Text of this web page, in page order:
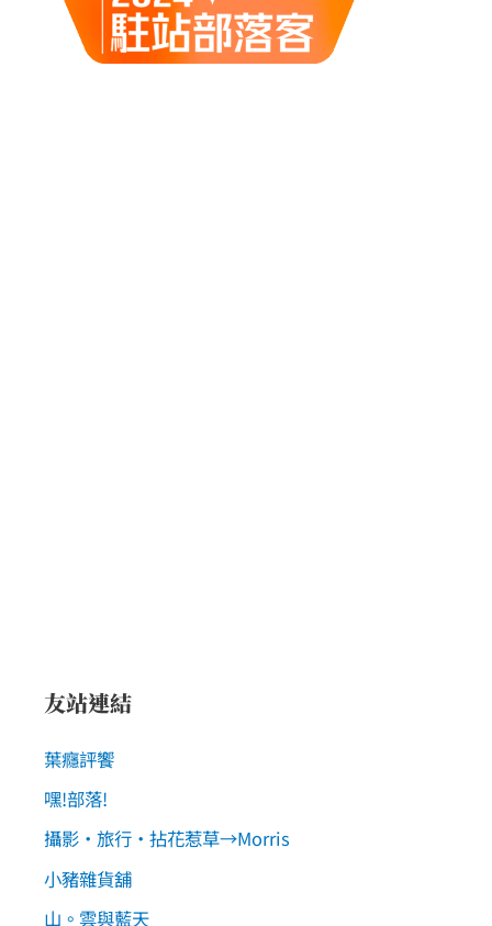
友站連結
葉癮評饗
嘿!部落!
攝影‧旅行‧拈花惹草→Morris
小豬雜貨舖
山。雲與藍天